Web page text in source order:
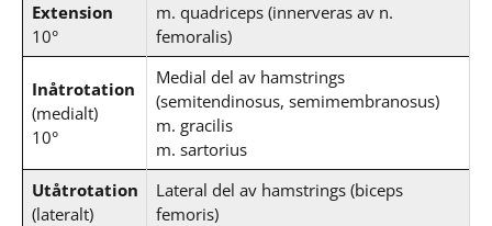
Extension
10°
m. quadriceps (innerveras av n.
femoralis)
Inåtrotation
(medialt)
10°
Medial del av hamstrings
(semitendinosus, semimembranosus)
m. gracilis
m. sartorius
Utåtrotation
(lateralt)
Lateral del av hamstrings (biceps
femoris)